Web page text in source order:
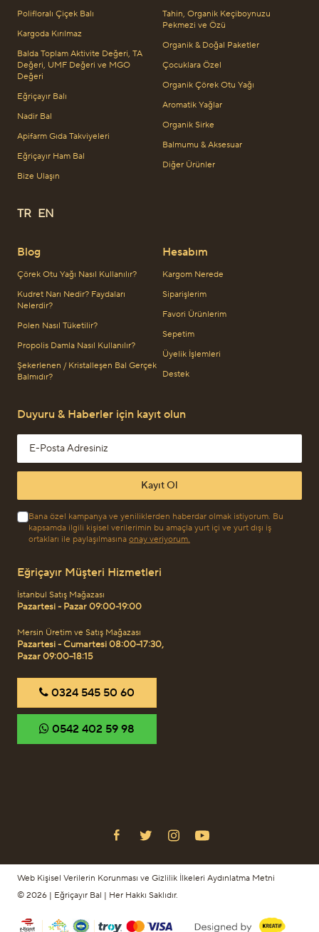
Polifloralı Çiçek Balı
Kargoda Kırılmaz
Balda Toplam Aktivite Değeri, TA
Değeri, UMF Değeri ve MGO
Değeri
Eğriçayır Balı
Nadir Bal
Apifarm Gıda Takviyeleri
Eğriçayır Ham Bal
Bize Ulaşın
TR EN
Blog
Çörek Otu Yağı Nasıl Kullanılır?
Kudret Narı Nedir? Faydaları
Nelerdir?
Polen Nasıl Tüketilir?
Propolis Damla Nasıl Kullanılır?
Şekerlenen / Kristalleşen Bal Gerçek
Balmıdır?
Tahin, Organik Keçiboynuzu
Pekmezi ve Özü
Organik & Doğal Paketler
Çocuklara Özel
Organik Çörek Otu Yağı
Aromatik Yağlar
Organik Sirke
Balmumu & Aksesuar
Diğer Ürünler
Hesabım
Kargom Nerede
Siparişlerim
Favori Ürünlerim
Sepetim
Üyelik İşlemleri
Destek
Duyuru & Haberler için kayıt olun
Email address
Kayıt Ol
Bana özel kampanya ve yeniliklerden haberdar olmak istiyorum. Bu
kapsamda ilgili kişisel verilerimin bu amaçla yurt içi ve yurt dışı iş
ortakları ile paylaşılmasına onay veriyorum.
Eğriçayır Müşteri Hizmetleri
İstanbul Satış Mağazası
Pazartesi - Pazar 09:00-19:00
Mersin Üretim ve Satış Mağazası
Pazartesi - Cumartesi 08:00–17:30,
Pazar 09:00–18:15
‎0324 545 50 60
‎0542 402 59 98
Web Kişisel Verilerin Korunması ve Gizlilik İlkeleri Aydınlatma Metni
© 2026 | Eğriçayır Bal | Her Hakkı Saklıdır.